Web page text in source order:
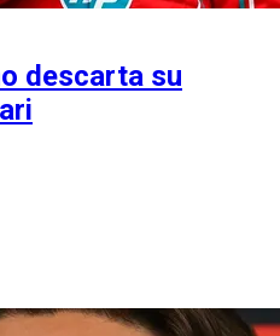
descarta su